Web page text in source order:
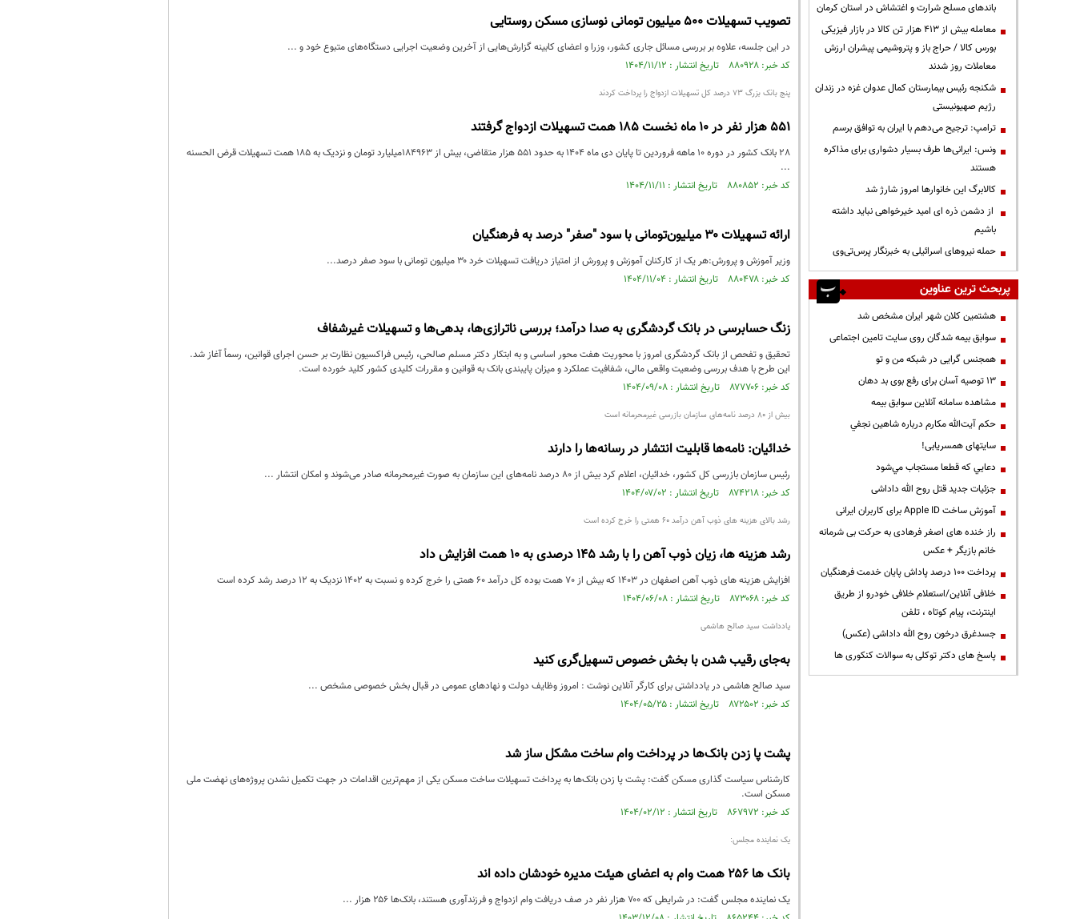
تصویب تسهیلات ۵۰۰ میلیون تومانی نوسازی مسکن روستایی
در این جلسه، علاوه بر بررسی مسائل جاری کشور، وزرا و اعضای کابینه گزارش‌هایی از آخرین وضعیت اجرایی دستگاه‌های متبوع خود و ...
کد خبر: ۸۸۰۹۲۸ تاریخ انتشار : ۱۴۰۴/۱۱/۱۲
پنج بانک بزرگ 73 درصد کل تسهیلات ازدواج را پرداخت کردند
551 هزار نفر در 10 ماه نخست 185 همت تسهیلات ازدواج گرفتند
28 بانک کشور در دوره 10 ماهه فروردین تا پایان دی ماه 1404 به حدود 551 هزار متقاضی، بیش از 184963میلیارد تومان و نزدیک به 185 همت تسهیلات قرض الحسنه
...
کد خبر: ۸۸۰۸۵۲ تاریخ انتشار : ۱۴۰۴/۱۱/۱۱
ارائه تسهیلات ۳۰ میلیون‌تومانی با سود "صفر" درصد به فرهنگیان
وزیر آموزش و پرورش:هر یک از کارکنان آموزش و پرورش از امتیاز دریافت تسهیلات خرد ۳۰ میلیون تومانی با سود صفر درصد...
کد خبر: ۸۸۰۴۷۸ تاریخ انتشار : ۱۴۰۴/۱۱/۰۴
زنگ حسابرسی در بانک گردشگری به صدا درآمد؛ بررسی ناترازی‌ها، بدهی‌ها و تسهیلات غیرشفاف
تحقیق و تفحص از بانک گردشگری امروز با محوریت هفت محور اساسی و به ابتکار دکتر مسلم صالحی، رئیس فراکسیون نظارت بر حسن اجرای قوانین، رسماً آغاز شد.
این طرح با هدف بررسی وضعیت واقعی مالی، شفافیت عملکرد و میزان پایبندی بانک به قوانین و مقررات کلیدی کشور کلید خورده است.
کد خبر: ۸۷۷۷۰۶ تاریخ انتشار : ۱۴۰۴/۰۹/۰۸
بیش از ۸۰ درصد نامه‌های سازمان بازرسی غیرمحرمانه است
خدائیان: نامه‌ها قابلیت انتشار در رسانه‌ها را دارند
رئیس سازمان بازرسی کل کشور، خدائیان، اعلام کرد بیش از ۸۰ درصد نامه‌های این سازمان به صورت غیرمحرمانه صادر می‌شوند و امکان انتشار ...
کد خبر: ۸۷۴۲۱۸ تاریخ انتشار : ۱۴۰۴/۰۷/۰۲
رشد بالای هزینه های ذوب آهن درآمد 60 همتی را خرج کرده است
رشد هزینه ها، زیان ذوب آهن را با رشد 145 درصدی به 10 همت افزایش داد
افزایش هزینه های ذوب آهن اصفهان در 1403 که بیش از 70 همت بوده کل درآمد 60 همتی را خرج کرده و نسبت به 1402 نزدیک به 12 درصد رشد کرده است
کد خبر: ۸۷۳۰۶۸ تاریخ انتشار : ۱۴۰۴/۰۶/۰۸
یادداشت سید صالح هاشمی
به‌جای رقیب شدن با بخش خصوص تسهیل‌گری کنید
سید صالح هاشمی در یادداشتی برای کارگر آنلاین نوشت : امروز وظایف دولت و نهادهای عمومی در قبال بخش خصوصی مشخص ...
کد خبر: ۸۷۲۵۰۲ تاریخ انتشار : ۱۴۰۴/۰۵/۲۵
پشت پا زدن بانک‌ها در پرداخت وام ساخت مشکل ساز شد
کارشناس سیاست گذاری مسکن گفت: پشت پا زدن بانک‌ها به پرداخت تسهیلات ساخت مسکن یکی از مهم‌ترین اقدامات در جهت تکمیل نشدن پروژه‌های نهضت ملی
مسکن است.
کد خبر: ۸۶۷۹۷۲ تاریخ انتشار : ۱۴۰۴/۰۲/۱۲
یک نماینده مجلس:
بانک ها ۲۵۶ همت وام به اعضای هیئت مدیره خودشان داده‌ اند
یک نماینده مجلس گفت: در شرایطی که ۷۰۰ هزار نفر در صف دریافت وام ازدواج و فرزندآوری هستند، بانک‌ها ۲۵۶ هزار ...
باندهای مسلح شرارت و اغتشاش در استان کرمان
معامله بیش از ۴۱۳ هزار تن کالا در بازار فیزیکی
بورس کالا / حراج باز و پتروشیمی پیشران ارزش
معاملات روز شدند
شکنجه رئیس بیمارستان کمال عدوان غزه در زندان
رژیم صهیونیستی
ترامپ: ترجیح می‌دهم با ایران به توافق برسم
ونس: ایرانی‌ها طرف بسیار دشواری برای مذاکره
هستند
کالابرگ این خانوارها امروز شارژ شد
از دشمن ذره ای امید خیرخواهی نباید داشته
باشیم
حمله نیروهای اسرائیلی به خبرنگار پرس‌تی‌وی
پربحث ترین عناوین
هشتمین کلان شهر ایران مشخص شد
سوابق بیمه شدگان روی سایت تامین اجتماعی
همجنس گرایی در شبکه من و تو
13 توصیه آسان برای رفع بوی بد دهان
مشاهده سامانه آنلاين سوابق بیمه
حكم آيت‌الله مكارم درباره شاهين نجفي
سایتهای همسریابی!
دعايي كه قطعا مستجاب مي‌شود
جزئیات جدید قتل روح الله داداشی
آموزش ساخت Apple ID برای کاربران ایرانی
راز خنده های اصغر فرهادی به حرکت بی شرمانه
خانم بازیگر + عکس
پرداخت ۱۰۰ درصد پاداش پایان خدمت فرهنگیان
خلافی آنلاین/استعلام خلافی خودرو از طریق
اینترنت، پیام کوتاه ، تلفن
جسدغرق درخون روح الله داداشی (عکس)
پاسخ های دکتر توکلی به سوالات کنکوری ها